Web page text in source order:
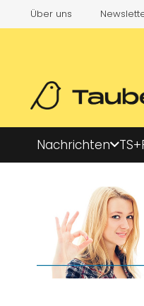
Über uns
Nachrichten TS+